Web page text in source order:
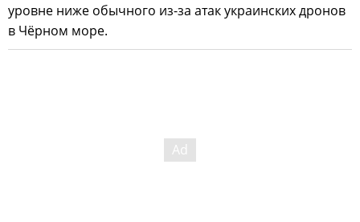
уровне ниже обычного из-за атак украинских дронов
в Чёрном море.